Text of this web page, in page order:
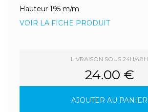
Hauteur 195 m/m
VOIR LA FICHE PRODUIT
LIVRAISON SOUS 24H/48H
24.00 €
AJOUTER AU PANIER